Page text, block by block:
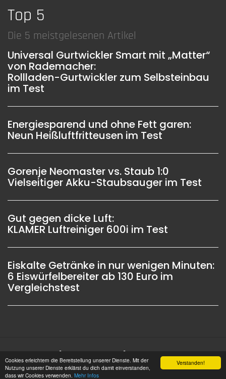
Verstanden!
Cookies erleichtern die Bereitstellung unserer Dienste. Mit der
Nutzung unserer Dienste erklärst du dich damit einverstanden,
dass wir Cookies verwenden. Mehr Infos
Top 5
Die 5 meistgelesenen Artikel
Universal Gurtwickler Smart mit „Matter“
von Rademacher:
Rollladen-Gurtwickler zum Selbsteinbau
im Test
Energiesparend und ohne Fett garen:
Neun Heißluftfritteusen im Test
Gorenje Neomaster vs. Staub 1:0
Vielseitiger Akku-Staubsauger im Test
Gut gegen dicke Luft:
KLAMER Luftreiniger 600i im Test
Eiskalte Getränke in nur wenigen Minuten:
6 Eiswürfelbereiter ab 130 Euro im
Vergleichstest
Impressum | Datenschutz |
Copyright © 2006 -
2026 OSW-Medien GmbH Alle Rechte vorbehalten